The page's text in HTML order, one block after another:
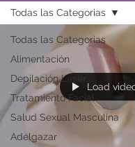
Todas las Categorias
Alimentación
Depilación Láser
Tratamiento Facial
Salud Sexual Masculina
Adelgazar
Todas las Categorias
Load